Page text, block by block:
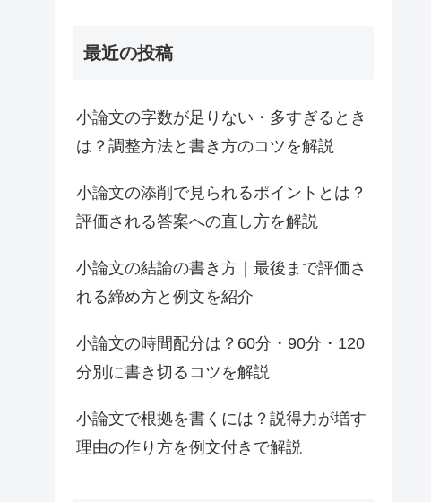
最近の投稿
小論文の字数が足りない・多すぎるとき
は？調整方法と書き方のコツを解説
小論文の添削で見られるポイントとは？
評価される答案への直し方を解説
小論文の結論の書き方｜最後まで評価さ
れる締め方と例文を紹介
小論文の時間配分は？60分・90分・120
分別に書き切るコツを解説
小論文で根拠を書くには？説得力が増す
理由の作り方を例文付きで解説